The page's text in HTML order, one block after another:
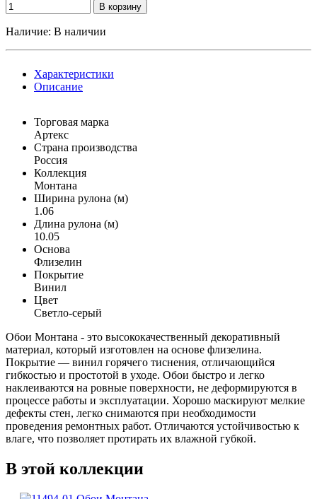
В корзину
Наличие: В наличии
Характеристики
Описание
Торговая марка
Артекс
Страна производства
Россия
Коллекция
Монтана
Ширина рулона (м)
1.06
Длина рулона (м)
10.05
Основа
Флизелин
Покрытие
Винил
Цвет
Светло-серый
Обои Монтана - это высококачественный декоративный
материал, который изготовлен на основе флизелина.
Покрытие — винил горячего тиснения, отличающийся
гибкостью и простотой в уходе. Обои быстро и легко
наклеиваются на ровные поверхности, не деформируются в
процессе работы и эксплуатации. Хорошо маскируют мелкие
дефекты стен, легко снимаются при необходимости
проведения ремонтных работ. Отличаются устойчивостью к
влаге, что позволяет протирать их влажной губкой.
В этой коллекции